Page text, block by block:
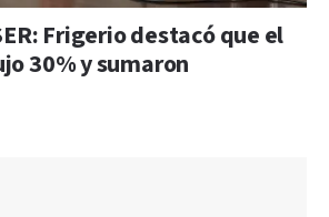
Frigerio destacó que el
30% y sumaron